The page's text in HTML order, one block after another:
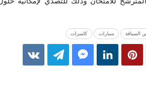
السياقة سيارات كاميرات